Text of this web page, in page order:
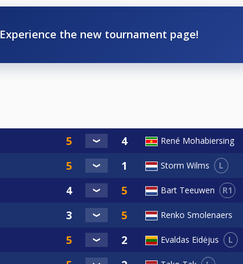
Experience the new tournament page!
René Mohabiersing
Storm Wilms L
Bart Teeuwen R1
Renko Smolenaers
Evaldas Eidėjus L